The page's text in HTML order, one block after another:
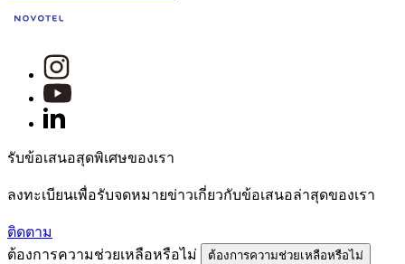
รับข้อเสนอสุดพิเศษของเรา
ลงทะเบียนเพื่อรับจดหมายข่าวเกี่ยวกับข้อเสนอล่าสุดของเรา
ติดตาม
ต้องการความช่วยเหลือหรือไม่
ต้องการความช่วยเหลือหรือไม่